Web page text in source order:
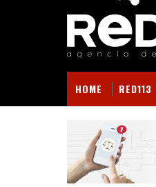
HOME RED113